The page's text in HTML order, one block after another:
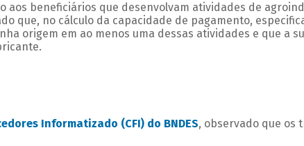
beneficiários que desenvolvam atividades de
que, no cálculo da capacidade de pagamento,
origem em ao menos uma dessas atividades e que a
Informatizado (CFI) do BNDES, observado que os